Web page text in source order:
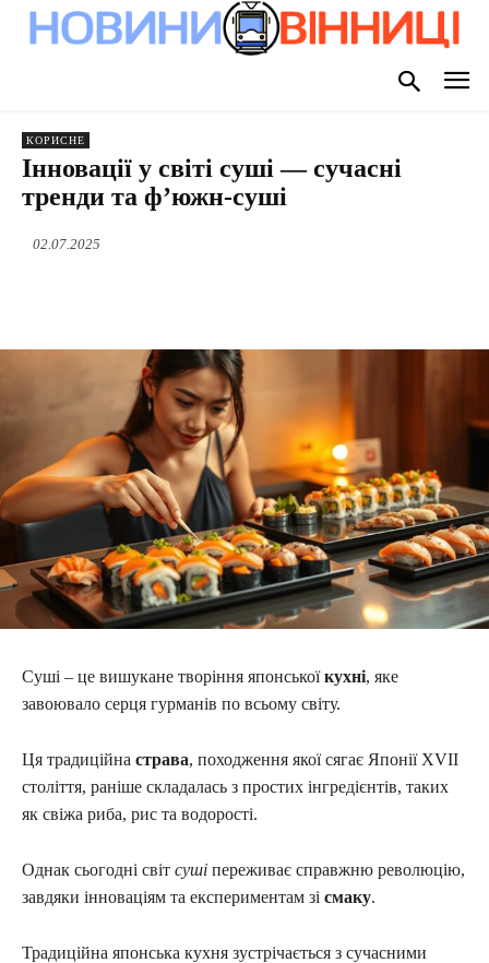
КОРИСНЕ
Інновації у світі суші — сучасні
тренди та ф’южн-суші
02.07.2025
Суші – це вишукане творіння японськоїкухні, яке
завоювало серця гурманів по всьому світу.
Ця традиційна страва, походження якої сягає Японії XVII
століття, раніше складалась з простих інгредієнтів, таких
як свіжа риба, рис та водорості.
Однак сьогодні світ суші переживає справжню революцію,
завдяки інноваціям та експериментам зі смаку.
Традиційна японська кухня зустрічається з сучасними